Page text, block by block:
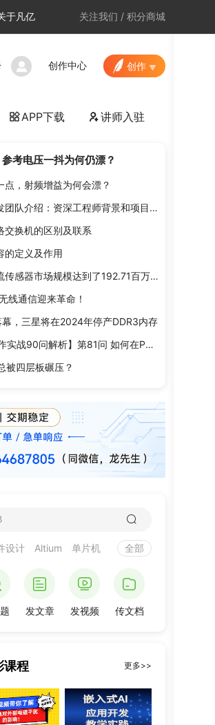
于凡亿 关注我们 / 积分商城
创作中心 创作
APP下载 讲师入驻
考电压一抖为何仍漂？
点，射频增益为何会漂？
队介绍：资深工程师背景和项目经验
交换机的区别及联系
的定义及作用
感器市场规模达到了192.71百万美元？
线通信迎来革命！
，三星将在2024年停产DDR3内存
解析】第81问 如何在PCB中对焊盘进行削盘处理呢？
被四层板碾压？
设计 Altium 单片机 全部
发文章 发视频 传文档
课程 更多>>